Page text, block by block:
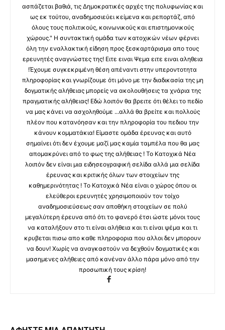
ασπάζεται βαθιά, τις Δημοκρατικές αρχές της πολυφωνίας και
ως εκ τούτου, αναδημοσιεύει κείμενα και ρεπορτάζ, από
όλους τους πολιτικούς, κοινωνικούς και επιστημονικούς
χώρους." Η συντακτική ομάδα των κατοχικών νέων φέρνει
όλη την εναλλακτική είδηση προς ξεσκαρτάρισμα απο τους
ερευνητές αναγνώστες της! Ειτε ειναι Ψεμα ειτε ειναι αληθεια
!Έχουμε συγκεκριμένη θέση απέναντι στην υπεροντοτητα
πληροφορίας και γνωρίζουμε ότι μόνο με την διαδικασία της μη
δογματικής αλήθειας μπορείς να ακολουθήσεις τα χνάρια της
πραγματικής αλήθειας! Εδώ λοιπόν θα βρειτε ότι θέλει το πεδίο
να μας κάνει να ασχοληθούμε ...αλλά θα βρείτε και πολλούς
πλέον που κατανόησαν και την πληροφορία του πεδιου την
κάνουν κομματάκια! Είμαστε ομάδα έρευνας και αυτό
σημαίνει ότι δεν έχουμε μαζί μας καμία ταμπέλα που θα μας
απομακρύνει από το φως της αλήθειας ! Το Κατοχικά Νέα
λοιπόν δεν είναι μια ειδησεογραφική σελίδα αλλά μια σελίδα
έρευνας και κριτικής όλων των στοιχείων της
καθημερινότητας ! Το Κατοχικά Νέα είναι ο χώρος όπου οι
ελεύθεροι ερευνητές χρησιμοποιούν τον τοίχο
αναδημοσιεύσεως σαν αποθήκη στοιχείων σε πολύ
μεγαλύτερη έρευνα από ότι το φανερό έτσι ώστε μόνοι τους
να καταλήξουν στο τι είναι αλήθεια και τι είναι ψέμα και τι
κρυβεται πισω απο καθε πληροφορια που αλλοι δεν μπορουν
να δουν! Χωρίς να αναγκαστούν να δεχθούν δογματικές και
μασημενες αλήθειες από κανέναν άλλο πάρα μόνο από την
προσωπική τους κρίση!